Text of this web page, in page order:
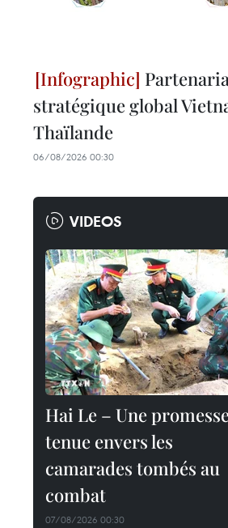
stratégique global
Thaïlande
06/08/2026 00:30
VIDEOS
Hai Le – Une
tenue envers les
camarades tombés au
combat
07/08/2026 00:30